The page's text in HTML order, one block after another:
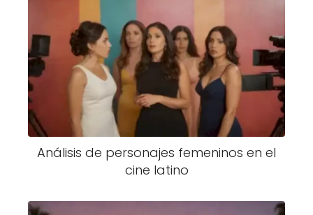
Análisis de personajes femeninos en el
cine latino